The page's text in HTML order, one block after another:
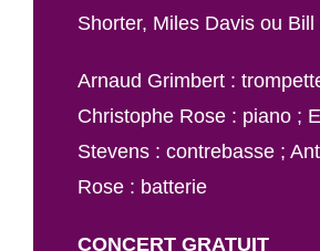
Shorter, Miles Davis ou Bill
Arnaud Grimbert :
Christophe Rose : piano ;
Stevens : contrebasse ;
Rose : batterie
CONCERT GRATUIT